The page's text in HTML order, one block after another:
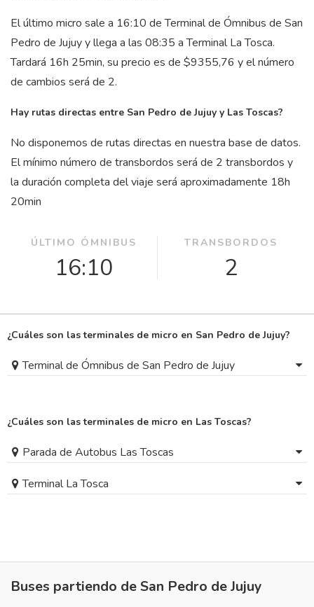
El último micro sale a 16:10 de Terminal de Ómnibus de San
Pedro de Jujuy y llega a las 08:35 a Terminal La Tosca.
Tardará 16h 25min, su precio es de $9355,76 y el número
de cambios será de 2.
Hay rutas directas entre San Pedro de Jujuy y Las Toscas?
No disponemos de rutas directas en nuestra base de datos.
El mínimo número de transbordos será de 2 transbordos y
la duración completa del viaje será aproximadamente 18h
20min
ÚLTIMO ÓMNIBUS
16:10
TRANSBORDOS
2
¿Cuáles son las terminales de micro en San Pedro de Jujuy?
Terminal de Ómnibus de San Pedro de Jujuy
¿Cuáles son las terminales de micro en Las Toscas?
Parada de Autobus Las Toscas
Terminal La Tosca
Buses partiendo de San Pedro de Jujuy